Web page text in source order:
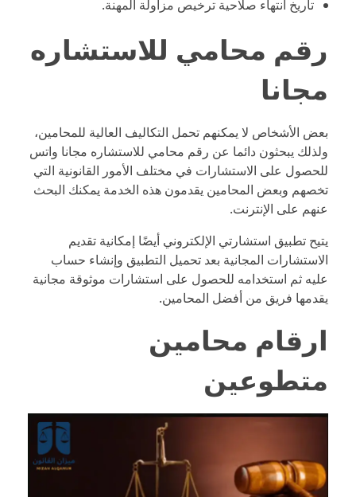
تاريخ انتهاء صلاحية ترخيص مزاولة المهنة.
رقم محامي للاستشاره
مجانا
بعض الأشخاص لا يمكنهم تحمل التكاليف العالية للمحامين،
ولذلك يبحثون دائما عن رقم محامي للاستشاره مجانا واتس
للحصول على الاستشارات في مختلف الأمور القانونية التي
تخصهم وبعض المحامين يقدمون هذه الخدمة يمكنك البحث
عنهم على الإنترنت.
يتيح تطبيق استشارتي الإلكتروني أيضًا إمكانية تقديم
الاستشارات المجانية بعد تحميل التطبيق وإنشاء حساب
عليه ثم استخدامه للحصول على استشارات موثوقة مجانية
يقدمها فريق من أفضل المحامين.
ارقام محامين
متطوعين